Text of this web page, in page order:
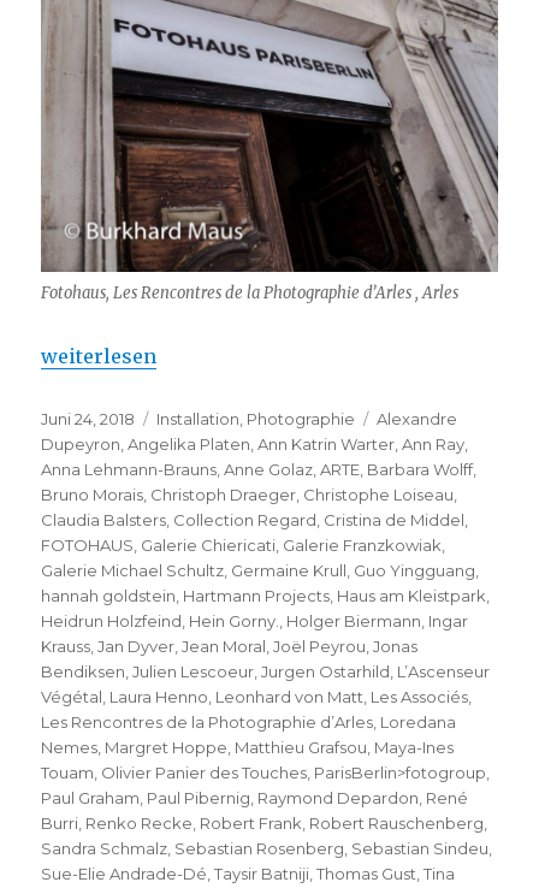
Fotohaus, Les Rencontres de la Photographie d’Arles , Arles
„Les Rencontres 2018 & FOTOHAUS (Arles)“
weiterlesen
Veröffentlicht
am
Juni 24, 2018 Kategorien
Installation Photographie Schlagwörter
Alexandre
Dupeyron ,Angelika Platen ,Ann Katrin Warter ,Ann Ray
Anna Lehmann-Brauns ,Anne Golaz ,ARTE Barbara Wolff,
Bruno Morais Christoph Draeger Christophe Loiseau
Claudia Balsters Collection Regard Cristina de Middel
FOTOHAUS Galerie Chiericati Galerie Franzkowiak
Galerie Michael Schultz Germaine Krull Guo Yingguang
hannah goldstein Hartmann Projects Haus am Kleistpark
Heidrun Holzfeind Hein Gorny. Holger Biermann Ingar
Krauss ,Jan Dyver ,Jean Moral ,Joël Peyrou ,Jonas
Bendiksen ,Julien Lescoeur ,Jurgen Ostarhild L’Ascenseur
Végétal Laura Henno Leonhard von Matt Les Associés
Les Rencontres de la Photographie d’Arles Loredana
Nemes Margret Hoppe Matthieu Grafsou Maya-Ines
Touam Olivier Panier des Touches ParisBerlin>fotogroup
Paul Graham Paul Pibernig Raymond Depardon René
Burri Renko Recke Robert Frank Robert Rauschenberg
Sandra Schmalz Sebastian Rosenberg Sebastian Sindeu
Sue-Elie Andrade-Dé ,Taysir Batniji ,Thomas Gust ,Tina